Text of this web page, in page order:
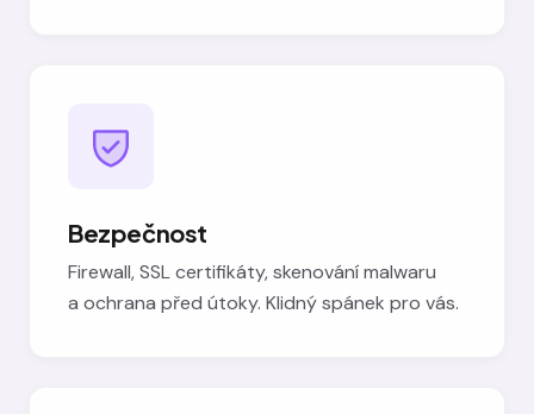
Bezpečnost
Firewall, SSL certifikáty, skenování malwaru
a ochrana před útoky. Klidný spánek pro vás.